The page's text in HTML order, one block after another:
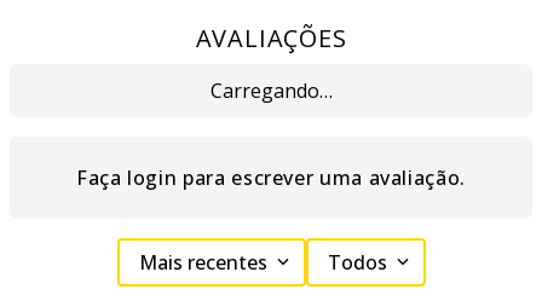
AVALIAÇÕES
Carregando…
Faça login para escrever uma avaliação.
Mais recentes Todos